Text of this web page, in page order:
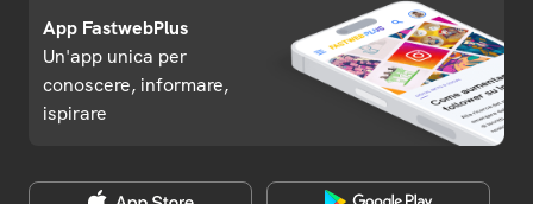
App FastwebPlus
Un'app unica per
conoscere, informare,
ispirare